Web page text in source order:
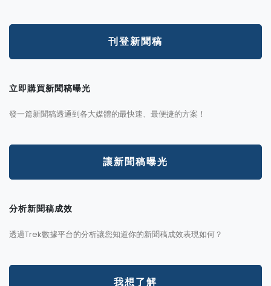
刊登新聞稿
立即購買新聞稿曝光
發一篇新聞稿透通到各大媒體的最快速、最便捷的方案！
讓新聞稿曝光
分析新聞稿成效
透過Trek數據平台的分析讓您知道你的新聞稿成效表現如何？
我想了解